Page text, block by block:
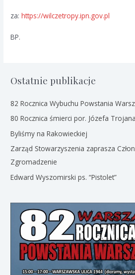
za:https://wilczetropy.ipn.gov.pl
BP.
Ostatnie publikacje
82 Rocznica Wybuchu Powstania
80 Rocznica śmierci por. Józefa
Byliśmy na Rakowieckiej
Zarząd Stowarzyszenia zaprasza
Zgromadzenie
Edward Wyszomirski ps. “Pistolet”